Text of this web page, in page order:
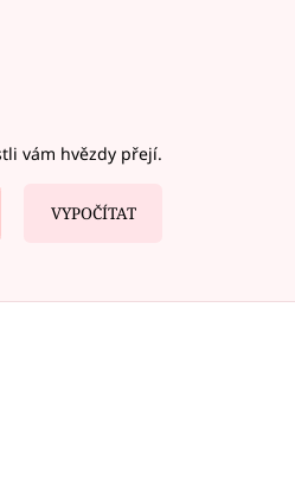
vám hvězdy přejí.
VYPOČÍTAT